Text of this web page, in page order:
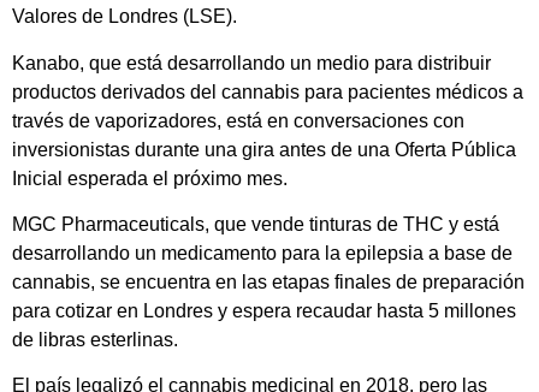
Valores de Londres (LSE).
Kanabo, que está desarrollando un medio para distribuir
productos derivados del cannabis para pacientes médicos a
través de vaporizadores, está en conversaciones con
inversionistas durante una gira antes de una Oferta Pública
Inicial esperada el próximo mes.
MGC Pharmaceuticals, que vende tinturas de THC y está
desarrollando un medicamento para la epilepsia a base de
cannabis, se encuentra en las etapas finales de preparación
para cotizar en Londres y espera recaudar hasta 5 millones
de libras esterlinas.
El país legalizó el cannabis medicinal en 2018, pero las